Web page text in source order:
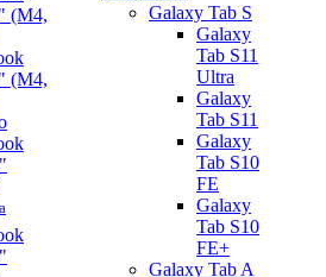
(M4,
(M4,
Galaxy Tab S
Galaxy
Tab S11
Ultra
Galaxy
Tab S11
Galaxy
Tab S10
FE
Galaxy
Tab S10
FE+
Galaxy Tab A